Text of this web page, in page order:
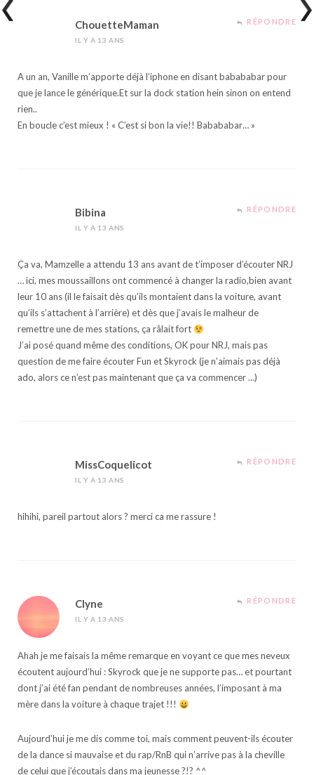
ChouetteMaman
IL Y A 13 ANS
RÉPONDRE
A un an, Vanille m’apporte déjà l’iphone en disant babababar pour
que je lance le générique.Et sur la dock station hein sinon on entend
rien..
En boucle c’est mieux ! « C’est si bon la vie!! Babababar… »
Bibina
IL Y A 13 ANS
RÉPONDRE
Ça va, Mamzelle a attendu 13 ans avant de t’imposer d’écouter NRJ
… ici, mes moussaillons ont commencé à changer la radio,bien avant
leur 10 ans (il le faisait dès qu’ils montaient dans la voiture, avant
qu’ils s’attachent à l’arrière) et dès que j’avais le malheur de
remettre une de mes stations, ça râlait fort
J’ai posé quand même des conditions, OK pour NRJ, mais pas
question de me faire écouter Fun et Skyrock (je n’aimais pas déjà
ado, alors ce n’est pas maintenant que ça va commencer …)
MissCoquelicot
IL Y A 13 ANS
RÉPONDRE
hihihi, pareil partout alors ? merci ca me rassure !
Clyne
IL Y A 13 ANS
RÉPONDRE
Ahah je me faisais la même remarque en voyant ce que mes neveux
écoutent aujourd’hui : Skyrock que je ne supporte pas… et pourtant
dont j’ai été fan pendant de nombreuses années, l’imposant à ma
mère dans la voiture à chaque trajet !!!
Aujourd’hui je me dis comme toi, mais comment peuvent-ils écouter
de la dance si mauvaise et du rap/RnB qui n’arrive pas à la cheville
de celui que j’écoutais dans ma jeunesse ?!? ^^